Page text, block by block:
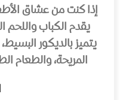
إذا كنت من عشاق
يقدم الكباب
يتميز بالديكور
المريحة، والطعام